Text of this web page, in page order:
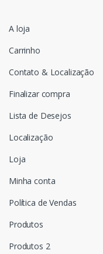
A loja
Carrinho
Contato & Localização
Finalizar compra
Lista de Desejos
Localização
Loja
Minha conta
Política de Vendas
Produtos
Produtos 2